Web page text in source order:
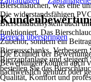
Bierschläuchen, was eine
Die widerstandsfähigen
Bierschlauchsystem auch
funktioniert. Das
Zubehör, sondern ein
Bierausschanks.
Bierzapfanlage und
bestellen Sie das
Qualität, Komfort und
Bereich überspringen
Die Echtheit der
Bewertungen können auch
nachweislich genutzt oder